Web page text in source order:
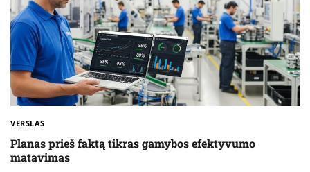
VERSLAS
Planas prieš faktą tikras gamybos efektyvumo
matavimas